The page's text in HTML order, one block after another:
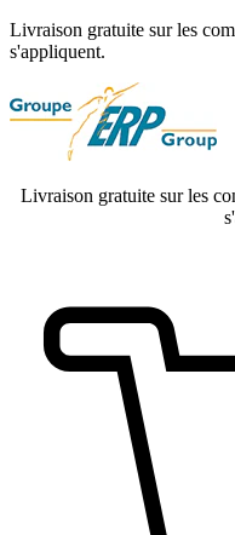
Livraison gratuite sur les
s'appliquent.
Livraison gratuite sur les